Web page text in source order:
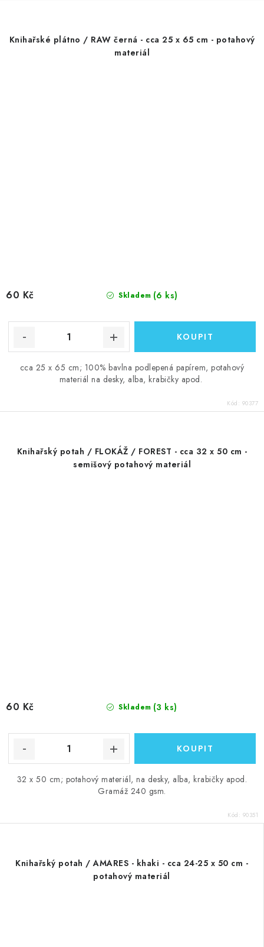
Knihařské plátno / RAW černá - cca 25 x 65 cm - potahový
materiál
Skladem (6 ks)
60 Kč
cca 25 x 65 cm; 100% bavlna podlepená papírem, potahový
materiál na desky, alba, krabičky apod.
Kód: 90377
Knihařský potah / FLOKÁŽ / FOREST - cca 32 x 50 cm -
semišový potahový materiál
Skladem (3 ks)
60 Kč
32 x 50 cm; potahový materiál, na desky, alba, krabičky apod.
Gramáž 240 gsm.
Kód: 90351
Knihařský potah / AMARES - khaki - cca 24-25 x 50 cm -
potahový materiál